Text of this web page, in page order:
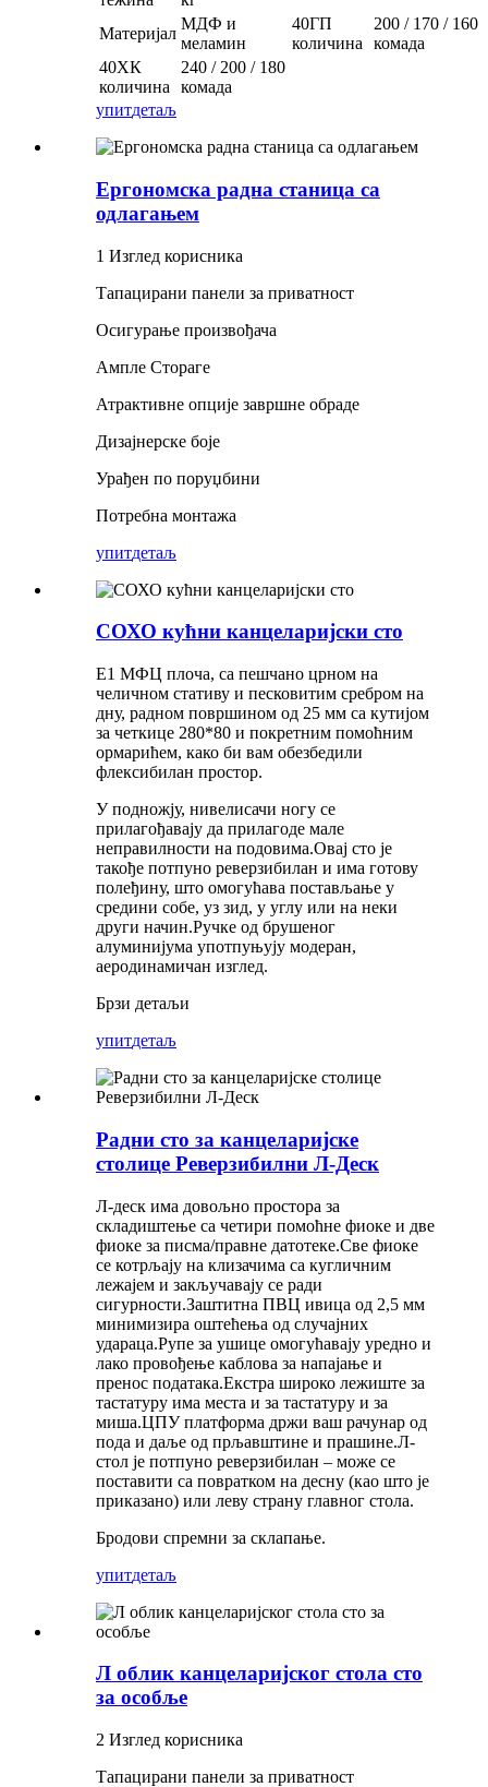
Материјал
МДФ и
меламин
40ГП
количина
200 / 170 / 160
комада
40ХК
количина
240 / 200 / 180
комада
упитдетаљ
Ергономска радна станица са
одлагањем
1 Изглед корисника
Тапацирани панели за приватност
Осигурање произвођача
Ампле Стораге
Атрактивне опције завршне обраде
Дизајнерске боје
Урађен по поруџбини
Потребна монтажа
упитдетаљ
СОХО кућни канцеларијски сто
Е1 МФЦ плоча, са пешчано црном на
челичном стативу и песковитим сребром на
дну, радном површином од 25 мм са кутијом
за четкице 280*80 и покретним помоћним
ормарићем, како би вам обезбедили
флексибилан простор.
У подножју, нивелисачи ногу се
прилагођавају да прилагоде мале
неправилности на подовима.Овај сто је
такође потпуно реверзибилан и има готову
полеђину, што омогућава постављање у
средини собе, уз зид, у углу или на неки
други начин.Ручке од брушеног
алуминијума употпуњују модеран,
аеродинамичан изглед.
Брзи детаљи
упитдетаљ
Радни сто за канцеларијске
столице Реверзибилни Л-Деск
Л-деск има довољно простора за
складиштење са четири помоћне фиоке и две
фиоке за писма/правне датотеке.Све фиоке
се котрљају на клизачима са кугличним
лежајем и закључавају се ради
сигурности.Заштитна ПВЦ ивица од 2,5 мм
минимизира оштећења од случајних
удараца.Рупе за ушице омогућавају уредно и
лако провођење каблова за напајање и
пренос података.Екстра широко лежиште за
тастатуру има места и за тастатуру и за
миша.ЦПУ платформа држи ваш рачунар од
пода и даље од прљавштине и прашине.Л-
стол је потпуно реверзибилан – може се
поставити са повратком на десну (као што је
приказано) или леву страну главног стола.
Бродови спремни за склапање.
упитдетаљ
Л облик канцеларијског стола сто
за особље
2 Изглед корисника
Тапацирани панели за приватност